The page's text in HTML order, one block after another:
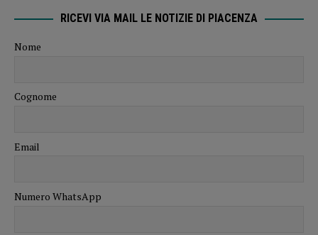
RICEVI VIA MAIL LE NOTIZIE DI PIACENZA
Nome
Cognome
Email
Numero WhatsApp